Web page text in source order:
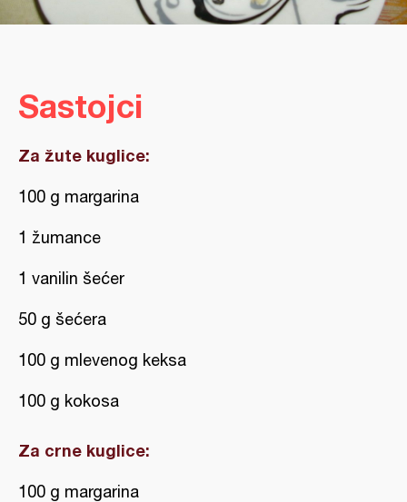
Sastojci
Za žute kuglice:
100 g margarina
1 žumance
1 vanilin šećer
50 g šećera
100 g mlevenog keksa
100 g kokosa
Za crne kuglice:
100 g margarina